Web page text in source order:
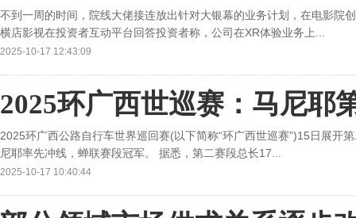
不到一周的时间，院线大佬接连放出针对大银幕的业务计划，在电影
横店影视在投资者互动平台回答投资者称，公司在XR体验业务上...
2025-10-17 12:43:09
2025环广西世巡赛：马尼耶
2025环广西公路自行车世界巡回赛(以下简称“环广西世巡赛”)15日展
尼耶率先冲线，蝉联赛段冠军。 据悉，第二赛段总长17...
2025-10-17 10:40:44